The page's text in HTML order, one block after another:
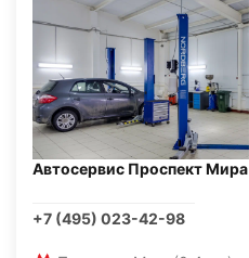
Автосервис Проспект Мира
+7 (495) 023-42-98